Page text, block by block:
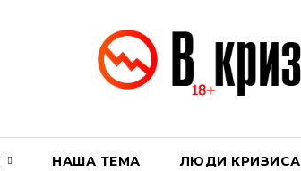
НАША ТЕМА ЛЮДИ КРИЗИСА